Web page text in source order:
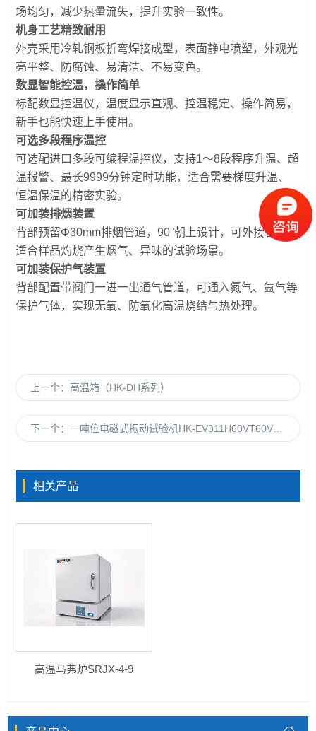
场均匀，减少热量流失，提升实验一致性。
机身工艺精致耐用
外壳采用冷轧钢板折弯焊接成型，表面静电喷塑，外观光
亮平整、防腐蚀、易清洁、不易变色。
数显智能控温，操作简单
标配数显控温仪，温度显示直观、控温稳定、操作简易，
新手也能快速上手使用。
可选多段程序温控
可选配进口多段可编程温控仪，支持1～8段程序升温、超
温报警、最长9999分钟定时功能，适合需要梯度升温、
恒温保温的精密实验。
可加装排烟装置
背部预留Φ30mm排烟管道，90°朝上设计，可外接管道，
适合样品灼烧产生烟气、异味的试验场景。
可加装保护气装置
背部配置带阀门一进一出通气管道，可通入氮气、氩气等
保护气体，实现无氧、防氧化高温烧结与热处理。
上一个：高温箱（HK-DH系列）
下一个：一吨位电磁式振动试验机HK-EV311H60VT60VCS-4
相关产品
高温马弗炉SRJX-4-9